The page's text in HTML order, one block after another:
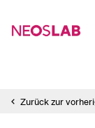
Zurück zur